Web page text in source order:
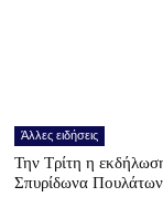
Άλλες ειδήσεις
Την Τρίτη η
Σπυρίδωνα Πουλάτων